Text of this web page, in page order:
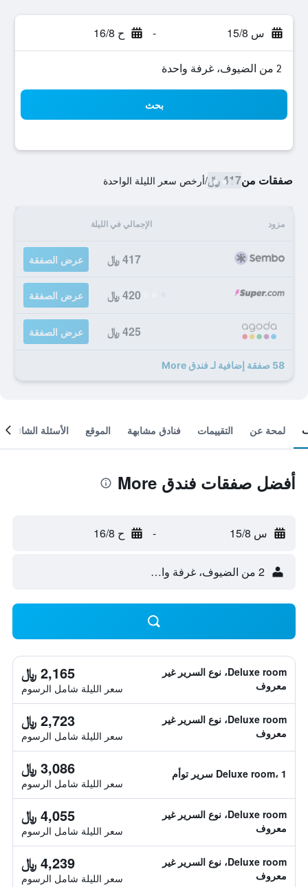
س 15/8 - ح 16/8
2 من الضيوف، غرفة واحدة
بحث
صفقات من417 ﷼ /أرخص سعر الليلة الواحدة
مزود الإجمالي في الليلة
417 ﷼ عرض الصفقة
420 ﷼ عرض الصفقة
425 ﷼ عرض الصفقة
58 صفقة إضافية لـ فندق More
لمحة عن التقييمات فنادق مشابهة الموقع الأسئلة الشائعة
أفضل صفقات فندق More
س 15/8 - ح 16/8
2 من الضيوف، غرفة واحدة
Deluxe room، نوع السرير غير
معروف
2,165 ﷼
سعر الليلة شامل الرسوم
Deluxe room، نوع السرير غير
معروف
2,723 ﷼
سعر الليلة شامل الرسوم
Deluxe room، 1 سرير توأم 3,086 ﷼
سعر الليلة شامل الرسوم
Deluxe room، نوع السرير غير
معروف
4,055 ﷼
سعر الليلة شامل الرسوم
Deluxe room، نوع السرير غير
معروف
4,239 ﷼
سعر الليلة شامل الرسوم